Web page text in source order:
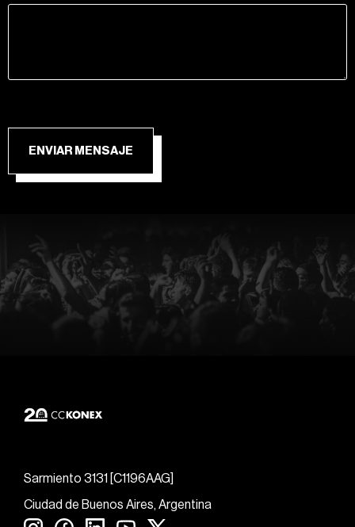
ENVIAR MENSAJE
Sarmiento 3131 [C1196AAG]
Ciudad de Buenos Aires, Argentina